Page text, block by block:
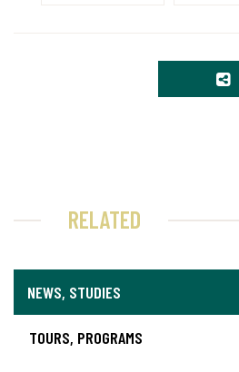
RELATED
NEWS, STUDIES
TOURS, PROGRAMS